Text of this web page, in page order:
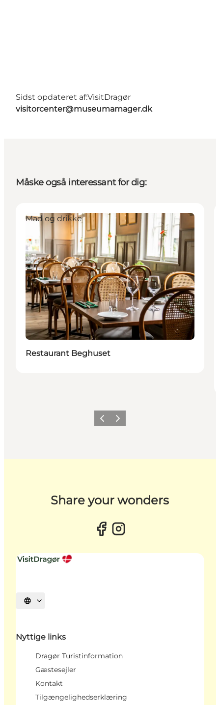
Sidst opdateret af:VisitDragør
visitorcenter@museumamager.dk
Måske også interessant for dig:
Mad og drikke
Restaurant Beghuset
Forrige billede
Næste billede
Share your wonders
Vælg sprog
Nyttige links
Dragør Turistinformation
Gæstesejler
Kontakt
Tilgængelighedserklæring